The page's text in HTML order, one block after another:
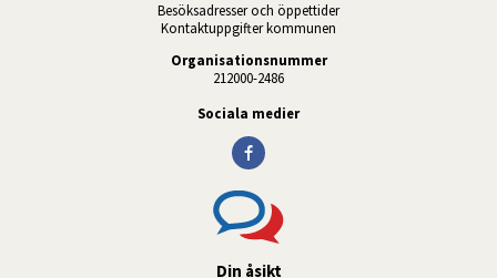
Besöksadresser och öppettider
Kontaktuppgifter kommunen
Organisationsnummer
212000-2486
Sociala medier
Din åsikt